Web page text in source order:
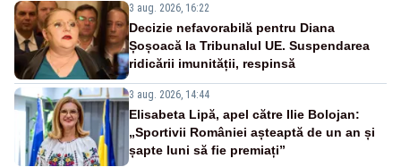
3 aug. 2026, 16:22
Decizie nefavorabilă pentru Diana
Șoșoacă la Tribunalul UE. Suspendarea
ridicării imunității, respinsă
3 aug. 2026, 14:44
Elisabeta Lipă, apel către Ilie Bolojan:
„Sportivii României așteaptă de un an și
șapte luni să fie premiați”